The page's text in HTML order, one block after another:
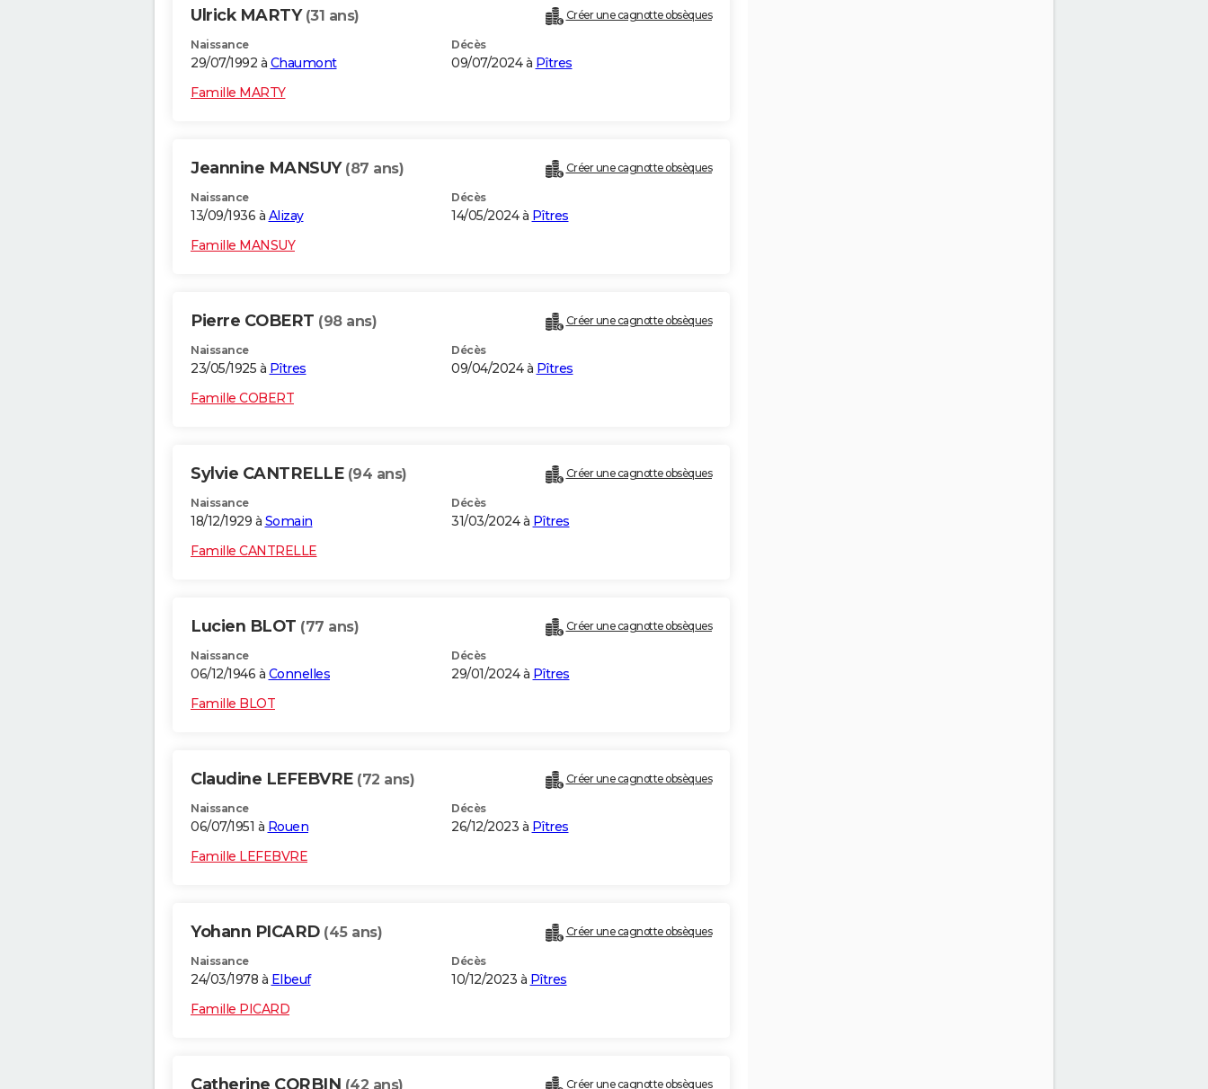
Ulrick MARTY (31 ans) Créer une cagnotte obsèques
Naissance
29/07/1992 à Chaumont
Décès
09/07/2024 à Pîtres
Famille MARTY
Jeannine MANSUY (87 ans) Créer une cagnotte obsèques
Naissance
13/09/1936 à Alizay
Décès
14/05/2024 à Pîtres
Famille MANSUY
Pierre COBERT (98 ans) Créer une cagnotte obsèques
Naissance
23/05/1925 à Pîtres
Décès
09/04/2024 à Pîtres
Famille COBERT
Sylvie CANTRELLE (94 ans) Créer une cagnotte obsèques
Naissance
18/12/1929 à Somain
Décès
31/03/2024 à Pîtres
Famille CANTRELLE
Lucien BLOT (77 ans) Créer une cagnotte obsèques
Naissance
06/12/1946 à Connelles
Décès
29/01/2024 à Pîtres
Famille BLOT
Claudine LEFEBVRE (72 ans) Créer une cagnotte obsèques
Naissance
06/07/1951 à Rouen
Décès
26/12/2023 à Pîtres
Famille LEFEBVRE
Yohann PICARD (45 ans) Créer une cagnotte obsèques
Naissance
24/03/1978 à Elbeuf
Décès
10/12/2023 à Pîtres
Famille PICARD
Catherine CORBIN (42 ans) Créer une cagnotte obsèques